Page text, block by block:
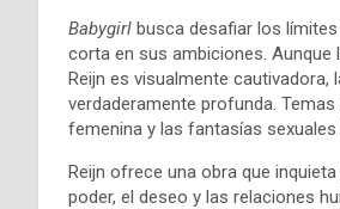
Babygirl busca desafiar los
corta en sus ambiciones. Aunque
Reijn es visualmente
verdaderamente profunda.
femenina y las fantasías
Reijn ofrece una obra que
poder, el deseo y las relaciones